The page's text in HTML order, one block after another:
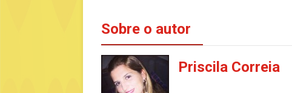
Sobre o autor
Priscila Correia